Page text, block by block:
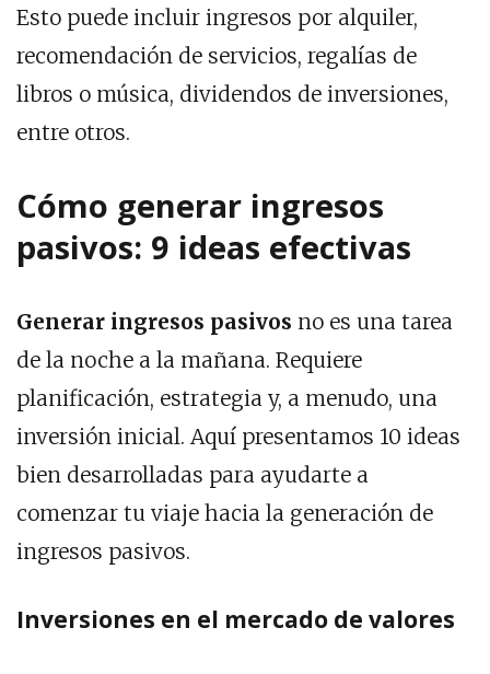
Esto puede incluir ingresos por alquiler,
recomendación de servicios, regalías de
libros o música, dividendos de inversiones,
entre otros.
Cómo generar ingresos
pasivos: 9 ideas efectivas
Generar ingresos pasivos no es una tarea
de la noche a la mañana. Requiere
planificación, estrategia y, a menudo, una
inversión inicial. Aquí presentamos 10 ideas
bien desarrolladas para ayudarte a
comenzar tu viaje hacia la generación de
ingresos pasivos.
Inversiones en el mercado de valores